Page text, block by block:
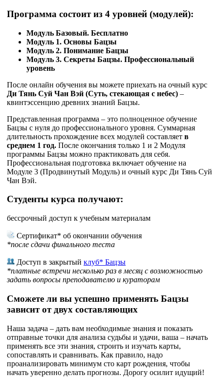
Программа состоит из 4 уровней (модулей):
Модуль Базовый. Бесплатно
Модуль 1. Основы Бацзы
Модуль 2. Понимание Бацзы
Модуль 3. Секреты Бацзы. Профессиональный
уровень
После онлайн обучения вы можете приехать на очный курс
Ди Тянь Суй Чан Вэй (Суть, стекающая с небес) –
квинтэссенцию древних знаний Бацзы.
Представленная программа – это полноценное обучение
Бацзы с нуля до профессионального уровня. Суммарная
длительность прохождение всех модулей составляет в
среднем 1 год. После окончания только 1 и 2 Модуля
программы Бацзы можно практиковать для себя.
Профессиональная подготовка включает обучение на
Модуле 3 (Продвинутый Модуль) и очный курс Ди Тянь Суй
Чан Вэй.
Студенты курса получают:
бессрочный доступ к учебным материалам
Сертификат* об окончании обучения
*после сдачи финального теста
Доступ в закрытый клуб* Бацзы
*платные встречи несколько раз в месяц с возможностью
задать вопросы преподавателю и кураторам
Сможете ли вы успешно применять Бацзы
зависит от двух составляющих
Наша задача – дать вам необходимые знания и показать
отправные точки для анализа судьбы и удачи, ваша – начать
применять все эти знания, строить и изучать карты,
сопоставлять и сравнивать. Как правило, надо
проанализировать минимум сто карт рождения, чтобы
начать уверенно делать прогнозы. Дорогу осилит идущий!